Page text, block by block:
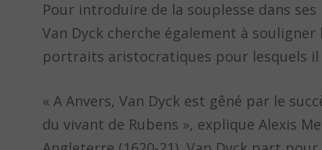
Pour introduire de la souplesse dans
Van Dyck cherche également à souligner
portraits aristocratiques pour lesquels il
« A Anvers, Van Dyck est gêné par le
du vivant de Rubens », explique Alexis